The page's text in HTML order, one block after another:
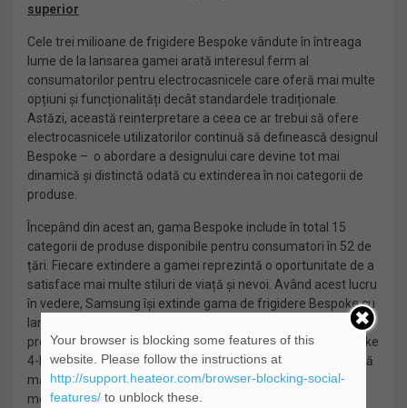
superior
Cele trei milioane de frigidere Bespoke vândute în întreaga
lume de la lansarea gamei arată interesul ferm al
consumatorilor pentru electrocasnicele care oferă mai multe
opțiuni și funcționalități decât standardele tradiționale.
Astăzi, această reinterpretare a ceea ce ar trebui să ofere
electrocasnicele utilizatorilor continuă să definească designul
Bespoke – o abordare a designului care devine tot mai
dinamică și distinctă odată cu extinderea în noi categorii de
produse.
Începând din acest an, gama Bespoke include în total 15
categorii de produse disponibile pentru consumatori în 52 de
țări. Fiecare extindere a gamei reprezintă o oportunitate de a
satisface mai multe stiluri de viață și nevoi. Având acest lucru
în vedere, Samsung își extinde gama de frigidere Bespoke cu
lansarea modelului Bespoke 4-Door Flex™ cu Family Hub™+,
precum și a noilor modele side-by-side și top-mount. Bespoke
4-Door Flex™ cu Family Hub™+ dispune de un ecran tactil fără
margini de 32 de inch, aproape de două ori mai mare decât
modelul anterior, și incluzând funcții multitasking și de
Your browser is blocking some features of this
website. Please follow the instructions at
http://support.heateor.com/browser-blocking-social-
features/to unblock these.